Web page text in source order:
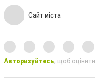
Сайт міста
Авторизуйтесь, щоб оцінити